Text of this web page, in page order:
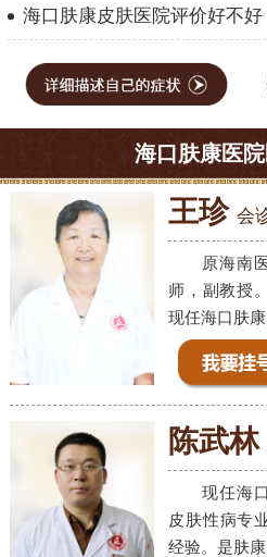
海口肤康皮肤医院评价好不
海口肤康医
王珍 会
原海南
师，副教授
现任海口肤
陈武林
现任海
皮肤性病专
经验。是肤